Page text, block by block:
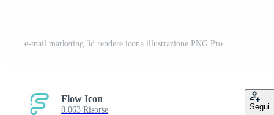
e-mail marketing 3d rendere icona illustrazione PNG Pro
Flow Icon
8.063 Risorse Segui